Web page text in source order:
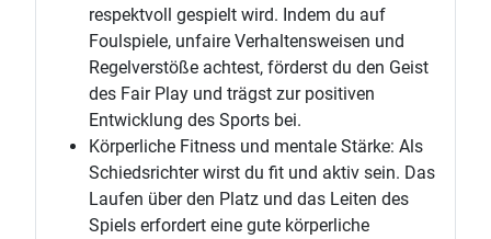
respektvoll gespielt wird. Indem du auf
Foulspiele, unfaire Verhaltensweisen und
Regelverstöße achtest, förderst du den Geist
des Fair Play und trägst zur positiven
Entwicklung des Sports bei.
Körperliche Fitness und mentale Stärke: Als
Schiedsrichter wirst du fit und aktiv sein. Das
Laufen über den Platz und das Leiten des
Spiels erfordert eine gute körperliche